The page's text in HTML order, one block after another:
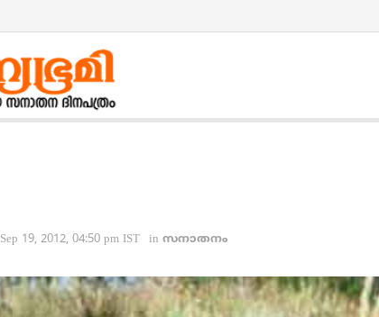
Sep 19, 2012, 04:50 pm IST in സനാതനം